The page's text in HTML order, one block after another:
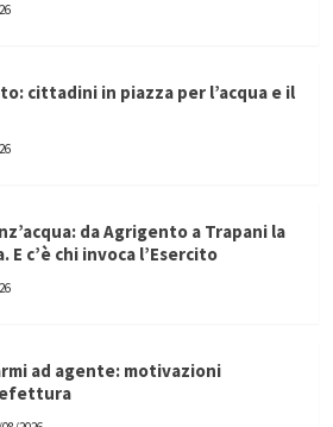
cittadini in piazza per l’acqua e il
da Agrigento a Trapani la
E c’è chi invoca l’Esercito
ad agente: motivazioni